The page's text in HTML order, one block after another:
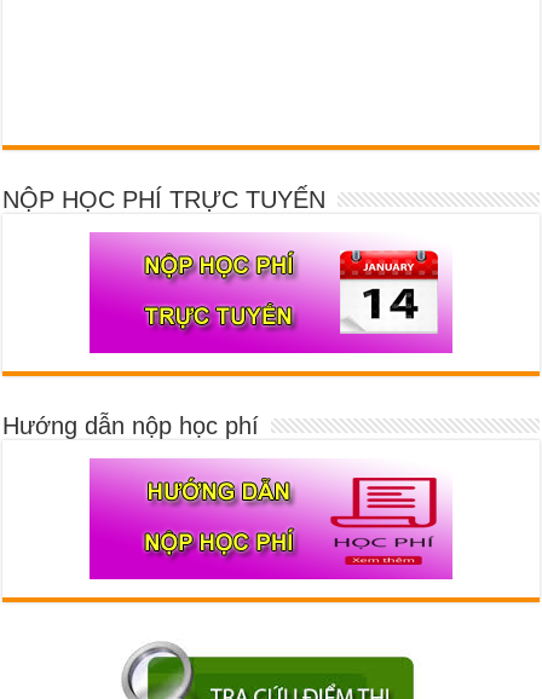
NỘP HỌC PHÍ TRỰC TUYẾN
Hướng dẫn nộp học phí